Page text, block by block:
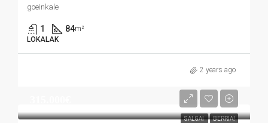
goeinkale
1 84m²
LOKALAK
2 years ago
SALGAI BERRIA!